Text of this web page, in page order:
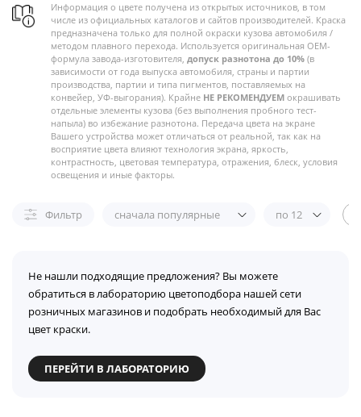
Информация о цвете получена из открытых источников, в том
числе из официальных каталогов и сайтов производителей. Краска
предназначена только для полной окраски кузова автомобиля /
методом плавного перехода. Используется оригинальная OEM-
формула завода-изготовителя, допуск разнотона до 10% (в
зависимости от года выпуска автомобиля, страны и партии
производства, партии и типа пигментов, поставляемых на
конвейер, УФ-выгорания). Крайне НЕ РЕКОМЕНДУЕМ окрашивать
отдельные элементы кузова (без выполнения пробного тест-
напыла) во избежание разнотона. Передача цвета на экране
Вашего устройства может отличаться от реальной, так как на
восприятие цвета влияют технология экрана, яркость,
контрастность, цветовая температура, отражения, блеск, условия
освещения и иные факторы.
Фильтр сначала популярные по 12
Не нашли подходящие предложения? Вы можете
обратиться в лабораторию цветоподбора нашей сети
розничных магазинов и подобрать необходимый для Вас
цвет краски.
ПЕРЕЙТИ В ЛАБОРАТОРИЮ